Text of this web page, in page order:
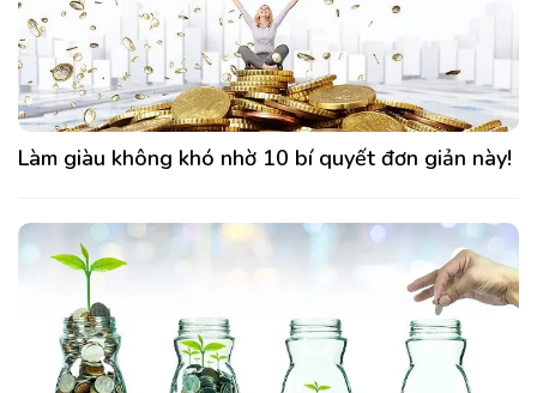
Làm giàu không khó nhờ 10 bí quyết đơn giản này!